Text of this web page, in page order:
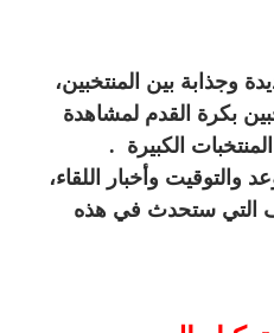
وجذابة بين المنتخبين،
بكرة القدم لمشاهدة
الكبيرة .
والتوقيت وأخبار اللقاء،
التي ستحدث في هذه